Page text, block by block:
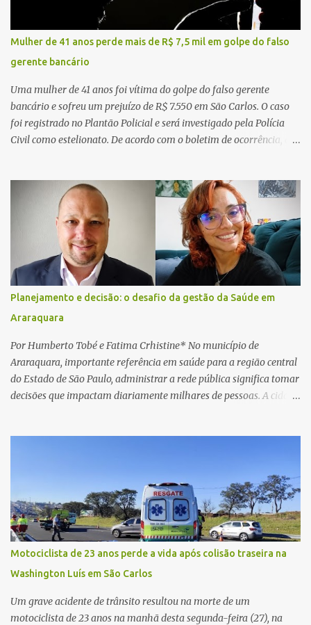
Mulher de 41 anos perde mais de R$ 7,5 mil em golpe do falso
gerente bancário
Uma mulher de 41 anos foi vítima do golpe do falso gerente
bancário e sofreu um prejuízo de R$ 7.550 em São Carlos. O caso
foi registrado no Plantão Policial e será investigado pela Polícia
Civil como estelionato. De acordo com o boletim de ocorrência, a
suspeito alegou que seria necessário atualizar o cadastro da conta
e passou a orientar a vítima sobre os procedimentos que deveriam
ser realizados. Dias depois, o golpista enviou um documento em
PDF simulando uma comunicação oficial da instituição financeira.
Na sequência, entrou em contato por telefone e encaminhou um
link, orientando a vítima a acessá-lo pelo computador para
concluir a suposta atualização cadastral. Após realizar o
procedimento, a conta bancária ficou bloqueada por algumas
horas. Sem conseguir acessar o sistema, a vítima tentou
novamente contato com o suposto gerente, mas não obteve
resposta. Na segunda-fe...
Planejamento e decisão: o desafio da gestão da Saúde em
Araraquara
Por Humberto Tobé e Fatima Crhistine* No município de
Araraquara, importante referência em saúde para a região central
do Estado de São Paulo, administrar a rede pública significa tomar
decisões que impactam diariamente milhares de pessoas. A cidade
o Sistema Único de Saúde (SUS). Nos últimos anos, o Governo
Federal tem ampliado investimentos destinados ao fortalecimento
da atenção básica, da infraestrutura hospitalar e da
regionalização dos serviços de saúde. Entretanto, em um cenário
de demandas crescentes e recursos necessariamente limitados, a
principal missão da gestão pública não é apenas investir mais,
mas decidir melhor onde investir para produzir o maior benefício
possível à população. Essa reflexão encontra respaldo tanto na
teoria da admini...
Motociclista de 23 anos perde a vida após colisão traseira na
Washington Luís em São Carlos
Um grave acidente de trânsito resultou na morte de um
motociclista de 23 anos na manhã desta segunda-feira (27), na